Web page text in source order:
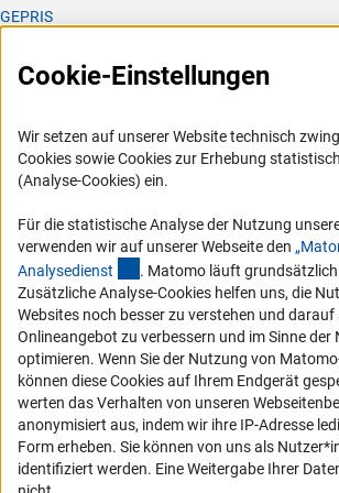
Fächer. Von den 648 Fächern sind 573
allgemeinen Hochschulbereich.
DFG-Einrichtungsdatenbank
Organisationsstruktur der Hochschulen
außeruniversitären
Beispiel Fakultäten, Fachbereiche,
Fächer – in ihrer hierarchischen Struktur
Einrichtungsdatenbank enthält neben
Informationen wie beispielsweise die
auch die fachliche Klassifikation
Fachsystematik, Ebene Fachgebiete)
Einrichtung.
Für diese Data Story wird die
GEPRIS
GERiT
Service
FAQ
Karriere
Logo und Corporate Design
RSS-Feeds
Compliance
Vergabeverfahren
Barrierefreiheit
Service und Informationen für Menschen mit
Cookie-Einstellungen
Wir setzen auf unserer Website technisch
Cookies sowie Cookies zur Erhebung
(Analyse-Cookies) ein.
Für die statistische Analyse der Nutzung
verwenden wir auf unserer Webseite den
Analysedienst (externer Link)
. Matomo läuft grundsätzlich
Zusätzliche Analyse-Cookies helfen uns, die
Websites noch besser zu verstehen und
Onlineangebot zu verbessern und im Sinne der
optimieren. Wenn Sie der Nutzung von
können diese Cookies auf Ihrem Endgerät
werten das Verhalten von unseren
anonymisiert aus, indem wir ihre IP-Adresse
Form erheben. Sie können von uns als
identifiziert werden. Eine Weitergabe Ihrer